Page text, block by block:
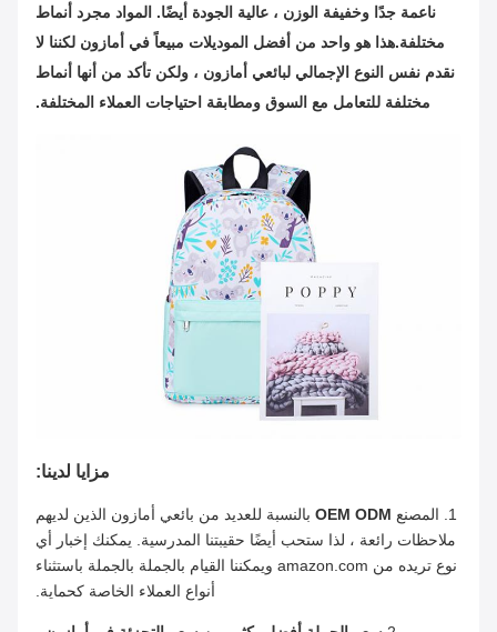
ناعمة جدًا وخفيفة الوزن ، عالية الجودة أيضًا. المواد مجرد أنماط
مختلفة.هذا هو واحد من أفضل الموديلات مبيعاً في أمازون لكننا لا
نقدم نفس النوع الإجمالي لبائعي أمازون ، ولكن تأكد من أنها أنماط
مختلفة للتعامل مع السوق ومطابقة احتياجات العملاء المختلفة.
مزايا لدينا:
OEM ODM
بالنسبة للعديد من بائعي أمازون الذين لديهم
ملاحظات رائعة ، لذا ستحب أيضًا حقيبتنا المدرسية. يمكنك إخبار أي
نوع تريده من amazon.com ويمكننا القيام بالجملة بالجملة باستثناء
أنواع العملاء الخاصة كحماية.